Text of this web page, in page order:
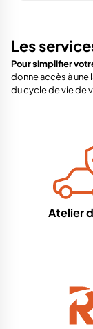
Les
Pour simplifier
donne accès à
du cycle de vie de
Atelier